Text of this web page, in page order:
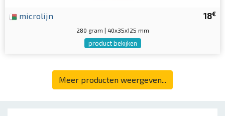
18€
microlijn
280 gram | 40x35x125 mm
product bekijken
Meer producten weergeven...